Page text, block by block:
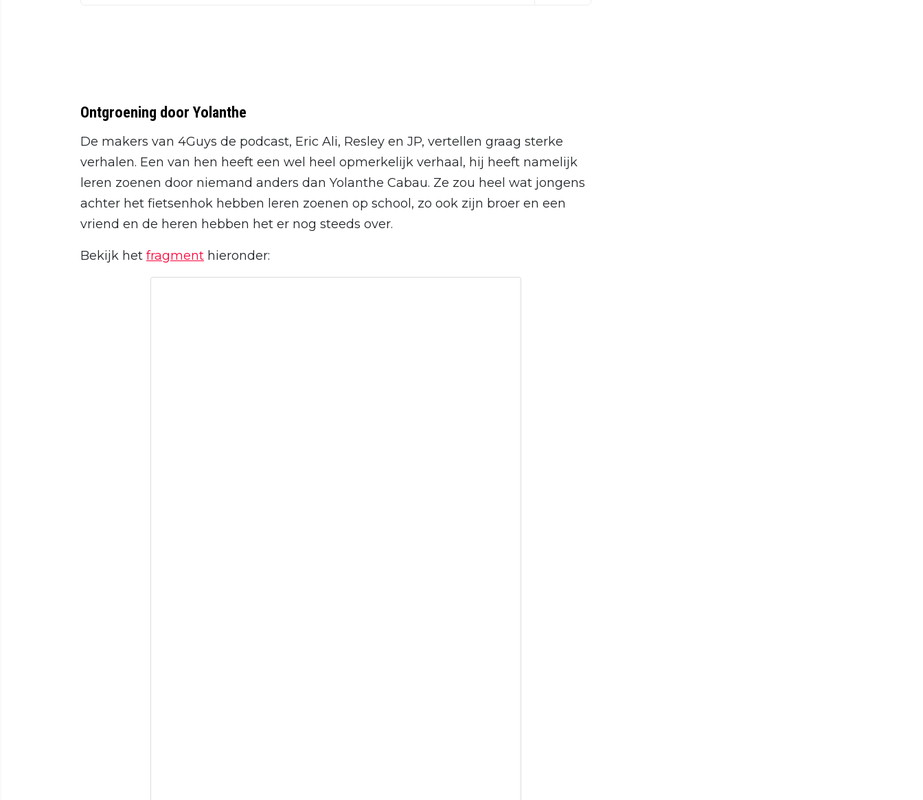
Ontgroening door Yolanthe
De makers van 4Guys de podcast, Eric Ali, Resley en JP, vertellen graag sterke
verhalen. Een van hen heeft een wel heel opmerkelijk verhaal, hij heeft namelijk
leren zoenen door niemand anders dan Yolanthe Cabau. Ze zou heel wat jongens
achter het fietsenhok hebben leren zoenen op school, zo ook zijn broer en een
vriend en de heren hebben het er nog steeds over.
Bekijk het fragment hieronder: